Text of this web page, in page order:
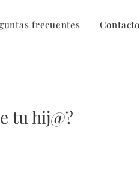
frecuentes Contacto
tu hij@?